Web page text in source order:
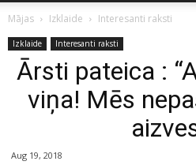
Mājas Izklaide Interesanti raksti
Izklaide Interesanti raksti
Ārsti pateica :
viņa! Mēs
Aug 19, 2018